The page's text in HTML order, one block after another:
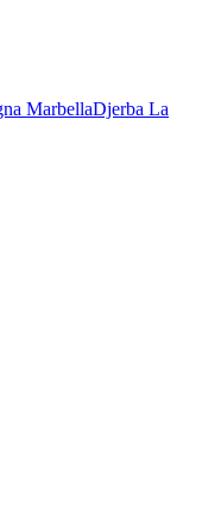
MarbellaDjerba La